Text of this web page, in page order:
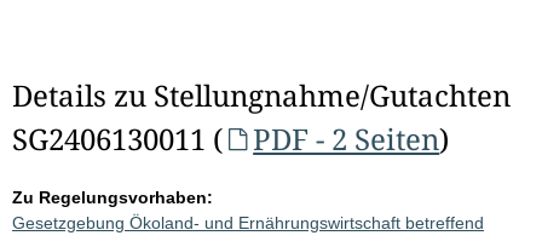
Details zu Stellungnahme/Gutachten
SG2406130011 (
PDF - 2 Seiten)
Zu Regelungsvorhaben:
Gesetzgebung Ökoland- und Ernährungswirtschaft betreffend